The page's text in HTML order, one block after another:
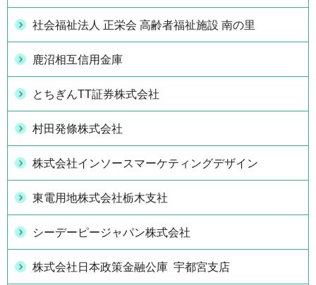
社会福祉法人 正栄会 高齢者福祉施設 南の里
鹿沼相互信用金庫
とちぎんTT証券株式会社
村田発條株式会社
株式会社インソースマーケティングデザイン
東電用地株式会社栃木支社
シーデーピージャパン株式会社
株式会社日本政策金融公庫 宇都宮支店